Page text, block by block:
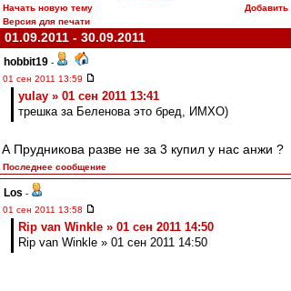
Начать новую тему
Добавить
Версия для печати
01.09.2011 - 30.09.2011
hobbit19 -
01 сен 2011 13:59
yulay » 01 сен 2011 13:41
трешка за Беленова это бред, ИМХО)
А Прудникова разве не за 3 купил у нас анжи ?
Последнее сообщение
Los -
01 сен 2011 13:58
Rip van Winkle » 01 сен 2011 14:50
Rip van Winkle » 01 сен 2011 14:50